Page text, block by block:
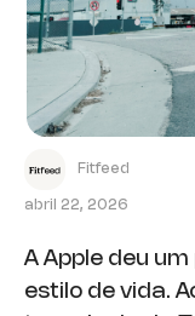
Fitfeed
abril 22, 2026
A Apple deu
estilo de vida.